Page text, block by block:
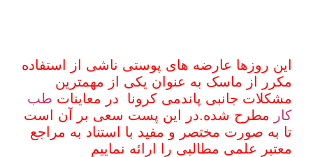
این روزها عارضه های پوستی ناشی از استفاده
مکرر از ماسک به عنوان یکی از مهمترین
مشکلات جانبی پاندمی کرونا در معاینات طب
کار
مطرح شده.در این پست سعی بر آن است
تا به صورت مختصر و مفید با استناد به مراجع
معتبر علمی مطالبی را ارائه نماییم